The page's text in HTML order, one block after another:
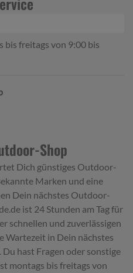
bis freitags von 9:00 bis
Shop
Dich günstiges Outdoor-
Marken und eine
Dein nächstes Outdoor-
ist 24 Stunden am Tag für
schnellen und zuverlässigen
Wartezeit in Dein nächstes
hast Fragen oder sonstige
montags bis freitags von